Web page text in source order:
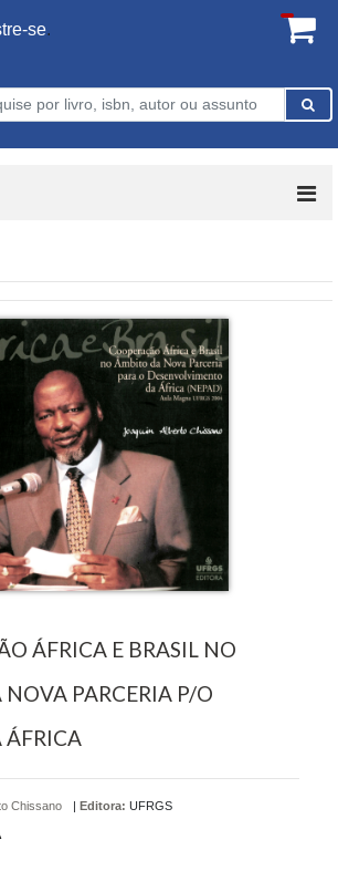
se.
ÁFRICA E BRASIL NO
PARCERIA P/O
ÁFRICA
Chissano | Editora: UFRGS